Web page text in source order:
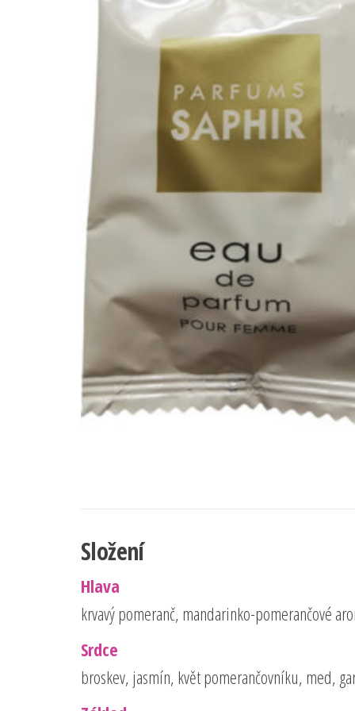
Složení
Hlava
krvavý pomeranč, mandarinko-pomerančové
Srdce
broskev, jasmín, květ pomerančovníku, med,